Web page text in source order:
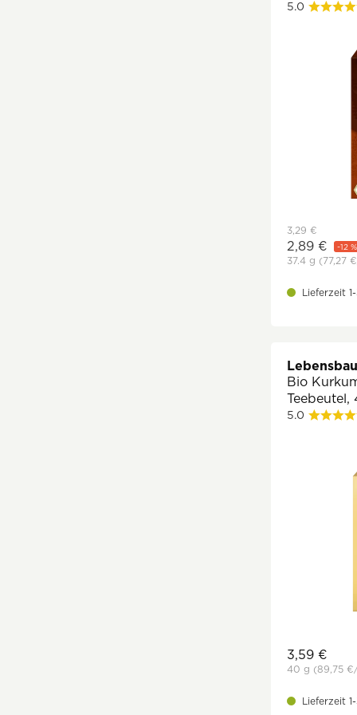
5.0
3,29 €
2,89 € -12 %
37.4 g (77,27 €
Lieferzeit
Bio
Teebeutel,
5.0
3,59 €
40 g (89,75 €
Lieferzeit